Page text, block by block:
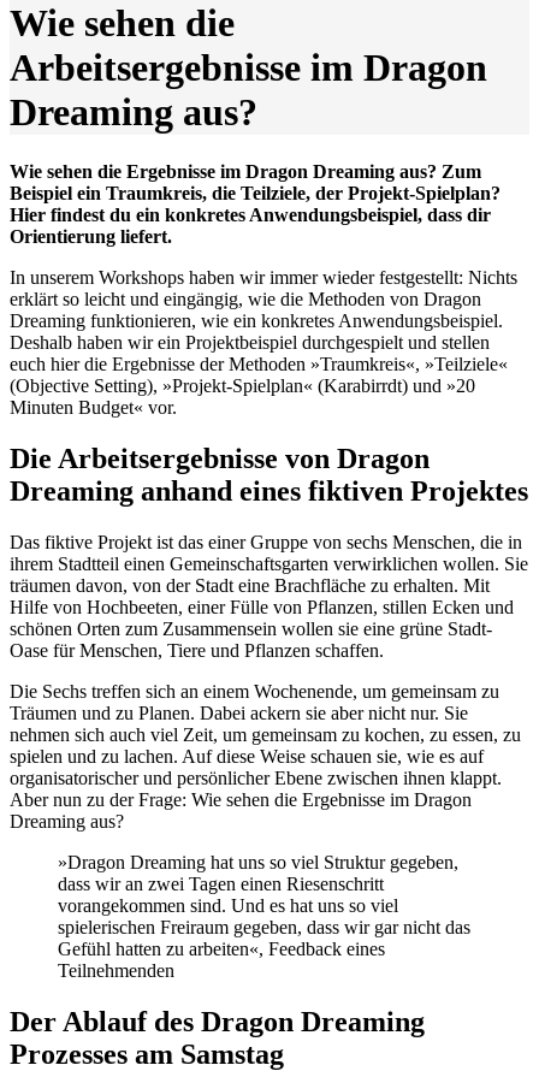
Wie sehen die
Arbeitsergebnisse im Dragon
Dreaming aus?
Wie sehen die Ergebnisse im Dragon Dreaming aus? Zum
Beispiel ein Traumkreis, die Teilziele, der Projekt-Spielplan?
Hier findest du ein konkretes Anwendungsbeispiel, dass dir
Orientierung liefert.
In unserem Workshops haben wir immer wieder festgestellt: Nichts
erklärt so leicht und eingängig, wie die Methoden von Dragon
Dreaming funktionieren, wie ein konkretes Anwendungsbeispiel.
Deshalb haben wir ein Projektbeispiel durchgespielt und stellen
euch hier die Ergebnisse der Methoden »Traumkreis«, »Teilziele«
(Objective Setting), »Projekt-Spielplan« (Karabirrdt) und »20
Minuten Budget« vor.
Die Arbeitsergebnisse von Dragon
Dreaming anhand eines fiktiven Projektes
Das fiktive Projekt ist das einer Gruppe von sechs Menschen, die in
ihrem Stadtteil einen Gemeinschaftsgarten verwirklichen wollen. Sie
träumen davon, von der Stadt eine Brachfläche zu erhalten. Mit
Hilfe von Hochbeeten, einer Fülle von Pflanzen, stillen Ecken und
schönen Orten zum Zusammensein wollen sie eine grüne Stadt-
Oase für Menschen, Tiere und Pflanzen schaffen.
Die Sechs treffen sich an einem Wochenende, um gemeinsam zu
Träumen und zu Planen. Dabei ackern sie aber nicht nur. Sie
nehmen sich auch viel Zeit, um gemeinsam zu kochen, zu essen, zu
spielen und zu lachen. Auf diese Weise schauen sie, wie es auf
organisatorischer und persönlicher Ebene zwischen ihnen klappt.
Aber nun zu der Frage: Wie sehen die Ergebnisse im Dragon
Dreaming aus?
»Dragon Dreaming hat uns so viel Struktur gegeben,
dass wir an zwei Tagen einen Riesenschritt
vorangekommen sind. Und es hat uns so viel
spielerischen Freiraum gegeben, dass wir gar nicht das
Gefühl hatten zu arbeiten«, Feedback eines
Teilnehmenden
Der Ablauf des Dragon Dreaming
Prozesses am Samstag